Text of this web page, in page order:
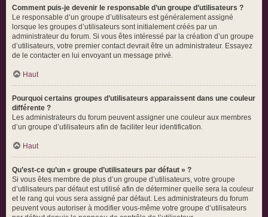
Comment puis-je devenir le responsable d’un groupe d’utilisateurs ?
Le responsable d’un groupe d’utilisateurs est généralement assigné
lorsque les groupes d’utilisateurs sont initialement créés par un
administrateur du forum. Si vous êtes intéressé par la création d’un groupe
d’utilisateurs, votre premier contact devrait être un administrateur. Essayez
de le contacter en lui envoyant un message privé.
Haut
Pourquoi certains groupes d’utilisateurs apparaissent dans une couleur
différente ?
Les administrateurs du forum peuvent assigner une couleur aux membres
d’un groupe d’utilisateurs afin de faciliter leur identification.
Haut
Qu’est-ce qu’un « groupe d’utilisateurs par défaut » ?
Si vous êtes membre de plus d’un groupe d’utilisateurs, votre groupe
d’utilisateurs par défaut est utilisé afin de déterminer quelle sera la couleur
et le rang qui vous sera assigné par défaut. Les administrateurs du forum
peuvent vous autoriser à modifier vous-même votre groupe d’utilisateurs